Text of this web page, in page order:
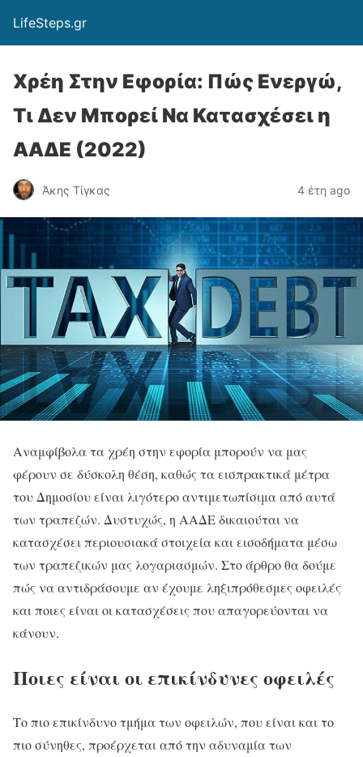
LifeSteps.gr
Χρέη Στην Εφορία: Πώς Ενεργώ,
Τι Δεν Μπορεί Να Κατασχέσει η
ΑΑΔΕ (2022)
Άκης Τίγκας 4 έτη ago
Αναμφίβολα τα χρέη στην εφορία μπορούν να μας
φέρουν σε δύσκολη θέση, καθώς τα εισπρακτικά μέτρα
του Δημοσίου είναι λιγότερο αντιμετωπίσιμα από αυτά
των τραπεζών. Δυστυχώς, η ΑΑΔΕ δικαιούται να
κατασχέσει περιουσιακά στοιχεία και εισοδήματα μέσω
των τραπεζικών μας λογαριασμών. Στο άρθρο θα δούμε
πώς να αντιδράσουμε αν έχουμε ληξιπρόθεσμες οφειλές
και ποιες είναι οι κατασχέσεις που απαγορεύονται να
κάνουν.
Ποιες είναι οι επικίνδυνες οφειλές
Το πιο επικίνδυνο τμήμα των οφειλών, που είναι και το
πιο σύνηθες, προέρχεται από την αδυναμία των